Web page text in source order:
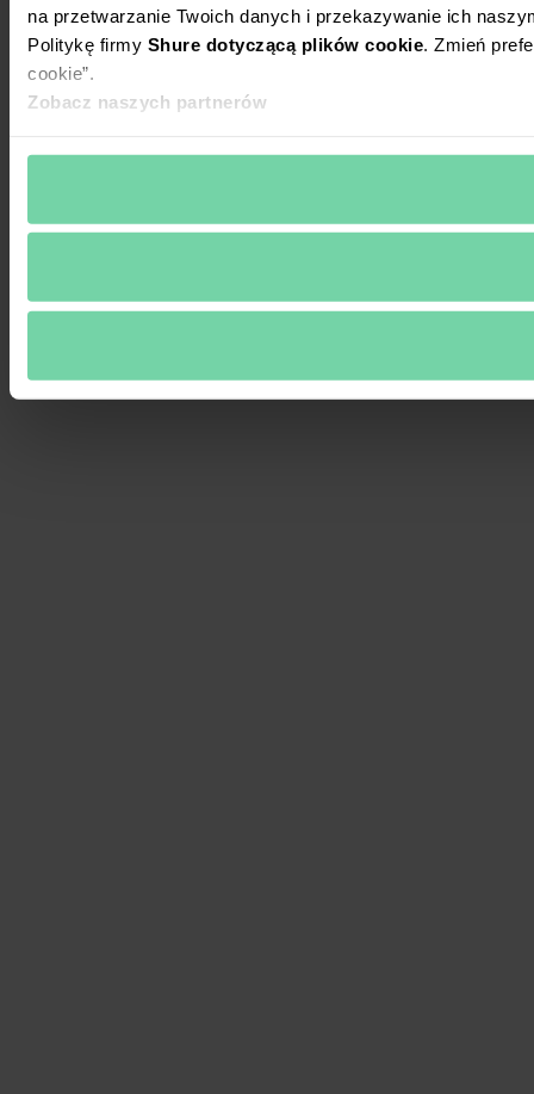
na przetwarzanie Twoich danych i przekazywanie ich
Politykę firmy Shure dotyczącą plików cookie. Zmień
cookie”.
Zobacz naszych partnerów